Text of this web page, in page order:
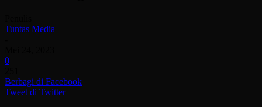
Tuntas Media
0
Berbagi di Facebook
Tweet di Twitter